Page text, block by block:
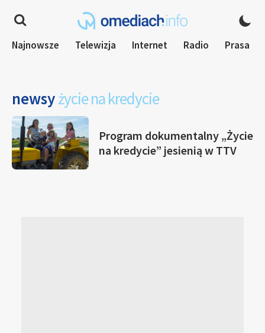
Najnowsze Telewizja Internet Radio Prasa
newsyżycie na kredycie
Program dokumentalny „Życie
na kredycie” jesienią w TTV